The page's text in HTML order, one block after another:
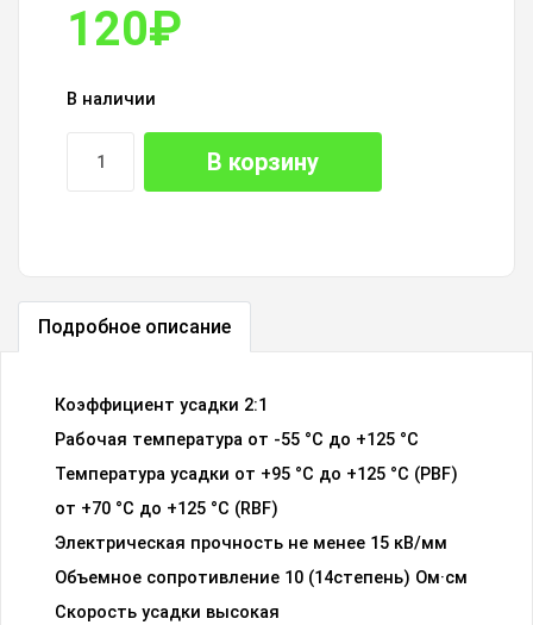
120₽
В наличии
В корзину
Подробное описание
Коэффициент усадки 2:1
Рабочая температура от -55 °C до +125 °C
Температура усадки от +95 °С до +125 °С (PBF)
от +70 °С до +125 °С (RBF)
Электрическая прочность не менее 15 кВ/мм
Объемное сопротивление 10 (14степень) Ом·см
Скорость усадки высокая